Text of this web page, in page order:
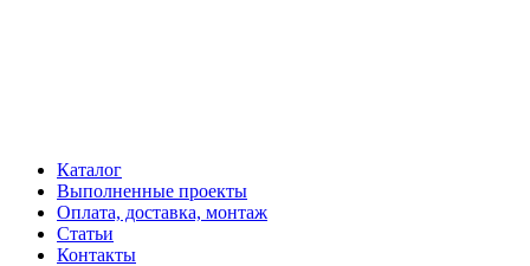
Каталог
Выполненные проекты
Оплата, доставка, монтаж
Статьи
Контакты